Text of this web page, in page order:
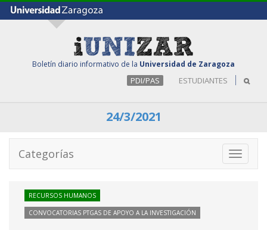
Boletín diario informativo de la Universidad de Zaragoza
PDI/PAS ESTUDIANTES
24/3/2021
Toggle
Categorías
RECURSOS HUMANOS
CONVOCATORIAS PTGAS DE APOYO A LA INVESTIGACIÓN